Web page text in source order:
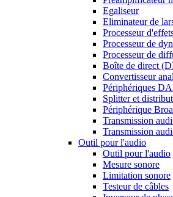
Egaliseur
Eliminateur de
Processeur
Processeur de
Processeur de
Boîte de direct
Convertisseur
Périphériques
Splitter et
Périphérique
Transmission
Transmission
Outil pour l'audio
Outil pour l'audio
Mesure sonore
Limitation sonore
Testeur de câbles